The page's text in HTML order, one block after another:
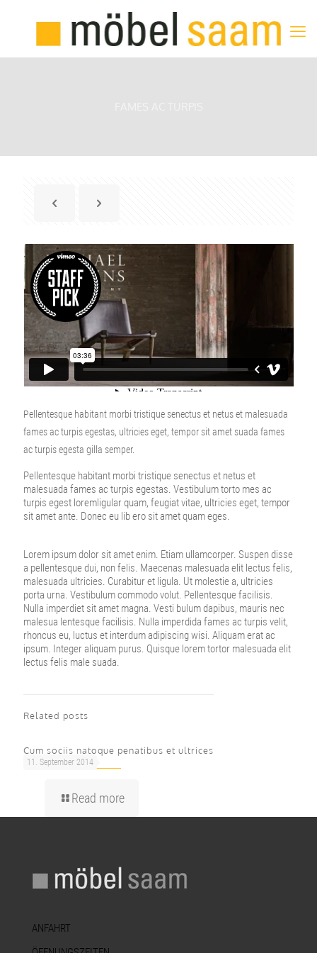
Pellentesque habitant morbi tristique senectus et netus et malesuada
fames ac turpis egestas, ultricies eget, tempor sit amet suada fames
ac turpis egesta gilla semper.
Pellentesque habitant morbi tristique senectus et netus et
malesuada fames ac turpis egestas. Vestibulum torto mes ac
turpis egest loremligular quam, feugiat vitae, ultricies eget, tempor
sit amet ante. Donec eu lib ero sit amet quam eges.
Lorem ipsum dolor sit amet enim. Etiam ullamcorper. Suspen disse
a pellentesque dui, non felis. Maecenas malesuada elit lectus felis,
malesuada ultricies. Curabitur et ligula. Ut molestie a, ultricies
porta urna. Vestibulum commodo volut. Pellentesque facilisis.
Nulla imperdiet sit amet magna. Vesti bulum dapibus, mauris nec
malesua lentesque facilisis. Nulla imperdida fames ac turpis velit,
rhoncus eu, luctus et interdum adipiscing wisi. Aliquam erat ac
ipsum. Integer aliquam purus. Quisque lorem tortor malesuada elit
lectus felis male suada.
Related posts
11. September 2014
Cum sociis natoque penatibus et ultrices
Read more
ANFAHRT